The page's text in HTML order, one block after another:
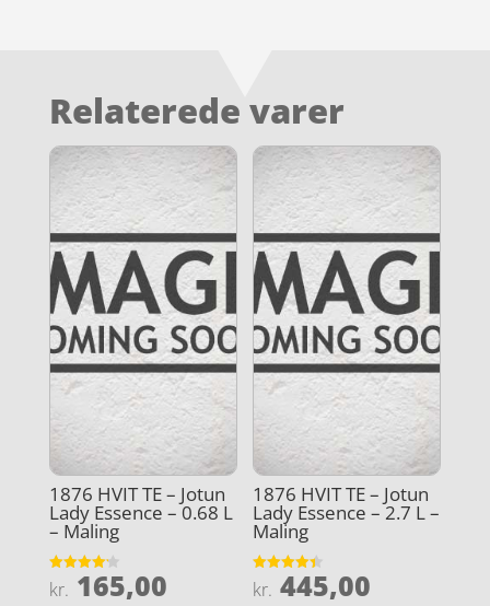
Relaterede varer
1876 HVIT TE – Jotun
Lady Essence – 0.68 L
– Maling
Vurderet
4.2
kr. 165,00
1876 HVIT TE – Jotun
Lady Essence – 2.7 L –
Maling
Vurderet
4.4
kr. 445,00